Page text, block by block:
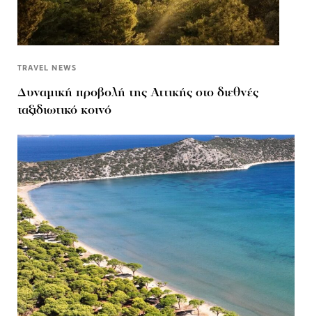
TRAVEL NEWS
Δυναμική προβολή της Αττικής στο διεθνές
ταξιδιωτικό κοινό